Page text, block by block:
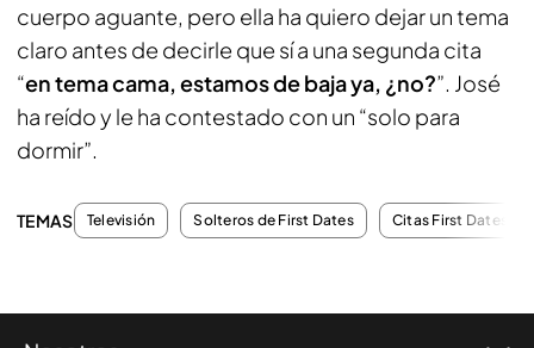
cuerpo aguante, pero ella ha quiero dejar un tema
claro antes de decirle que sí a una segunda cita
“en tema cama, estamos de baja ya, ¿no?”. José
ha reído y le ha contestado con un “solo para
dormir”.
TEMAS Televisión Solteros de First Dates Citas First Dates